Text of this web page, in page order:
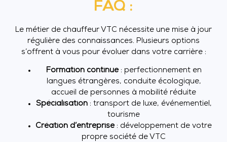
FAQ :
Le métier de chauffeur VTC nécessite une mise à jour
régulière des connaissances. Plusieurs options
s’offrent à vous pour évoluer dans votre carrière :
Formation continue: perfectionnement en
langues étrangères, conduite écologique,
accueil de personnes à mobilité réduite
Spécialisation: transport de luxe, événementiel,
tourisme
Création d’entreprise : développement de votre
propre société de VTC